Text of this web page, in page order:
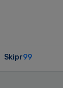
Skipr99